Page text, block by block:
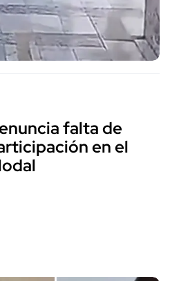
falta de
en el